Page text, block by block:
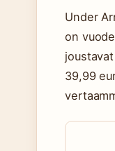
Under
on
39,99